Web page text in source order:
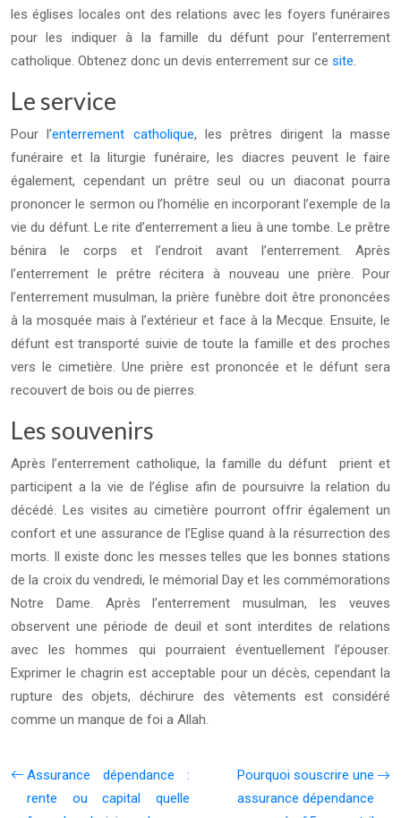
les églises locales ont des relations avec les foyers funéraires
pour les indiquer à la famille du défunt pour l’enterrement
catholique. Obtenez donc un devis enterrement sur ce site.
Le service
Pour l’enterrement catholique, les prêtres dirigent la masse
funéraire et la liturgie funéraire, les diacres peuvent le faire
également, cependant un prêtre seul ou un diaconat pourra
prononcer le sermon ou l’homélie en incorporant l’exemple de la
vie du défunt. Le rite d’enterrement a lieu à une tombe. Le prêtre
bénira le corps et l’endroit avant l’enterrement. Après
l’enterrement le prêtre récitera à nouveau une prière. Pour
l’enterrement musulman, la prière funèbre doit être prononcées
à la mosquée mais à l’extérieur et face à la Mecque. Ensuite, le
défunt est transporté suivie de toute la famille et des proches
vers le cimetière. Une prière est prononcée et le défunt sera
recouvert de bois ou de pierres.
Les souvenirs
Après l’enterrement catholique, la famille du défunt prient et
participent a la vie de l’église afin de poursuivre la relation du
décédé. Les visites au cimetière pourront offrir également un
confort et une assurance de l’Eglise quand à la résurrection des
morts. Il existe donc les messes telles que les bonnes stations
de la croix du vendredi, le mémorial Day et les commémorations
Notre Dame. Après l’enterrement musulman, les veuves
observent une période de deuil et sont interdites de relations
avec les hommes qui pourraient éventuellement l’épouser.
Exprimer le chagrin est acceptable pour un décès, cependant la
rupture des objets, déchirure des vêtements est considéré
comme un manque de foi a Allah.
Assurance dépendance :
rente ou capital quelle
Pourquoi souscrire une
assurance dépendance